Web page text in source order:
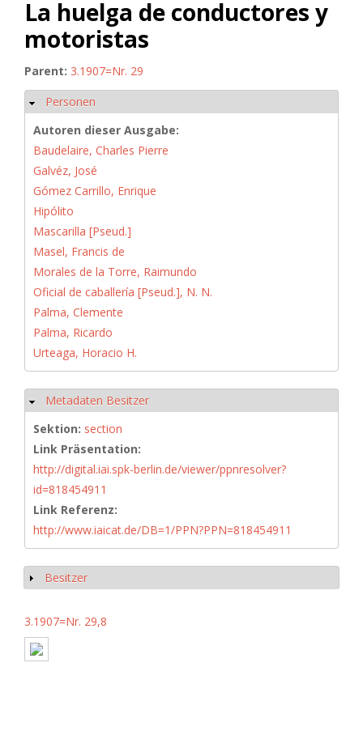
La huelga de conductores y
motoristas
Parent: 3.1907=Nr. 29
Ausblenden
Personen
Autoren dieser Ausgabe:
Baudelaire, Charles Pierre
Galvéz, José
Gómez Carrillo, Enrique
Hipólito
Mascarilla [Pseud.]
Masel, Francis de
Morales de la Torre, Raimundo
Oficial de caballería [Pseud.], N. N.
Palma, Clemente
Palma, Ricardo
Urteaga, Horacio H.
Ausblenden
Metadaten Besitzer
Sektion: section
Link Präsentation:
http://digital.iai.spk-berlin.de/viewer/ppnresolver?
id=818454911
Link Referenz:
http://www.iaicat.de/DB=1/PPN?PPN=818454911
Anzeigen
Besitzer
3.1907=Nr. 29,8